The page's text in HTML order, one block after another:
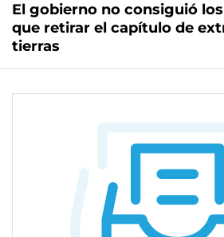
El gobierno no consiguió
que retirar el capítulo de
tierras